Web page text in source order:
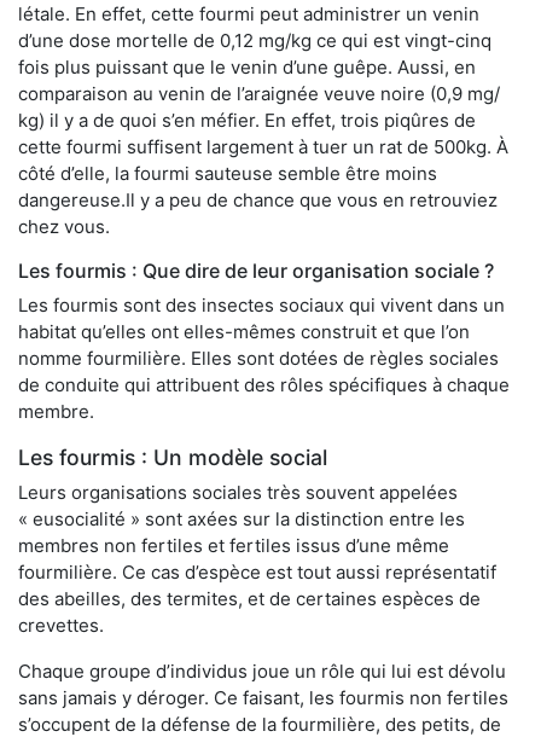
létale. En effet, cette fourmi peut administrer un venin
d’une dose mortelle de 0,12 mg/kg ce qui est vingt-cinq
fois plus puissant que le venin d’une guêpe. Aussi, en
comparaison au venin de l’araignée veuve noire (0,9 mg/
kg) il y a de quoi s’en méfier. En effet, trois piqûres de
cette fourmi suffisent largement à tuer un rat de 500kg. À
côté d’elle, la fourmi sauteuse semble être moins
dangereuse.Il y a peu de chance que vous en retrouviez
chez vous.
Les fourmis : Que dire de leur organisation sociale ?
Les fourmis sont des insectes sociaux qui vivent dans un
habitat qu’elles ont elles-mêmes construit et que l’on
nomme fourmilière. Elles sont dotées de règles sociales
de conduite qui attribuent des rôles spécifiques à chaque
membre.
Les fourmis : Un modèle social
Leurs organisations sociales très souvent appelées
« eusocialité » sont axées sur la distinction entre les
membres non fertiles et fertiles issus d’une même
fourmilière. Ce cas d’espèce est tout aussi représentatif
des abeilles, des termites, et de certaines espèces de
crevettes.
Chaque groupe d’individus joue un rôle qui lui est dévolu
sans jamais y déroger. Ce faisant, les fourmis non fertiles
s’occupent de la défense de la fourmilière, des petits, de